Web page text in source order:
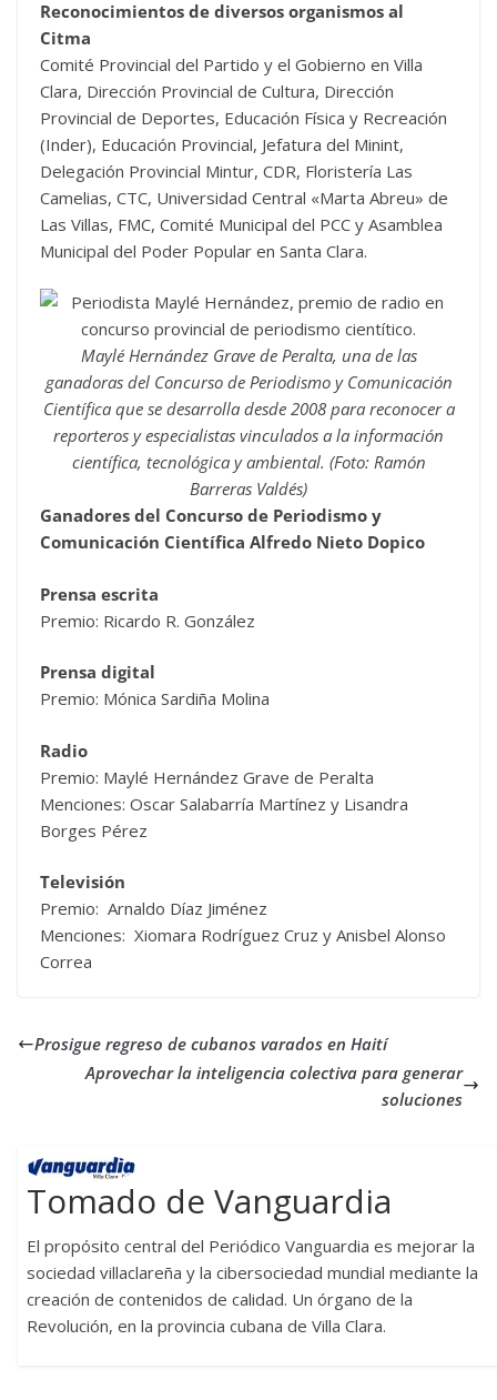
Reconocimientos de diversos organismos al
Citma
Comité Provincial del Partido y el Gobierno en Villa
Clara, Dirección Provincial de Cultura, Dirección
Provincial de Deportes, Educación Física y Recreación
(Inder), Educación Provincial, Jefatura del Minint,
Delegación Provincial Mintur, CDR, Floristería Las
Camelias, CTC, Universidad Central «Marta Abreu» de
Las Villas, FMC, Comité Municipal del PCC y Asamblea
Municipal del Poder Popular en Santa Clara.
Maylé Hernández Grave de Peralta, una de las
ganadoras del Concurso de Periodismo y Comunicación
Científica que se desarrolla desde 2008 para reconocer a
reporteros y especialistas vinculados a la información
científica, tecnológica y ambiental. (Foto: Ramón
Barreras Valdés)
Ganadores del Concurso de Periodismo y
Comunicación Científica Alfredo Nieto Dopico
Prensa escrita
Premio: Ricardo R. González
Prensa digital
Premio: Mónica Sardiña Molina
Radio
Premio: Maylé Hernández Grave de Peralta
Menciones: Oscar Salabarría Martínez y Lisandra
Borges Pérez
Televisión
Premio: Arnaldo Díaz Jiménez
Menciones: Xiomara Rodríguez Cruz y Anisbel Alonso
Correa
Prosigue regreso de cubanos varados en Haití
Aprovechar la inteligencia colectiva para generar
soluciones
Tomado de Vanguardia
El propósito central del Periódico Vanguardia es mejorar la
sociedad villaclareña y la cibersociedad mundial mediante la
creación de contenidos de calidad. Un órgano de la
Revolución, en la provincia cubana de Villa Clara.